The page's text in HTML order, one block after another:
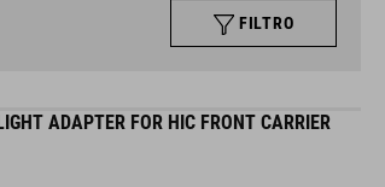
FILTRO
ADAPTER FOR HIC FRONT CARRIER